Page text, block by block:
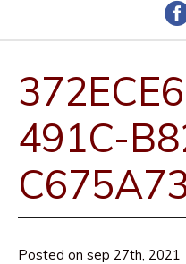
491C-
Posted on sep 27th, 2021